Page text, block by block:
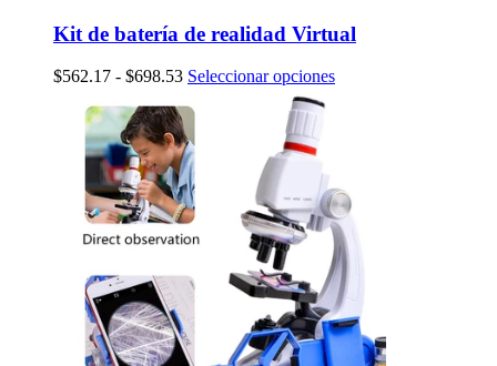
Kit de batería de realidad Virtual
$562.17 - $698.53Rango
precios:
desde
$562.17
hasta
$698.53
Seleccionar opcionesEste
opciones
se
pueden
elegir
en
la
página
de
producto